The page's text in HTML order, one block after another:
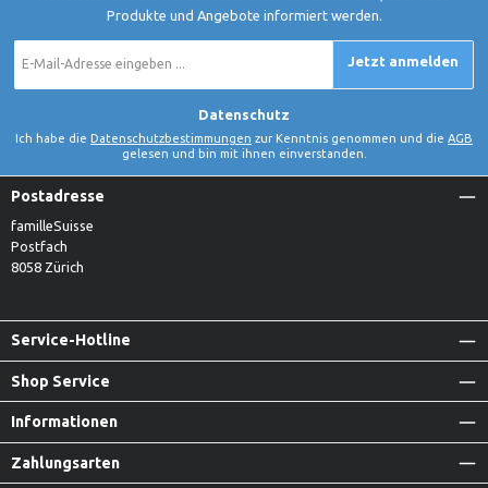
Produkte und Angebote informiert werden.
Mail-
*
Jetzt anmelden
Datenschutz
Ich habe die Datenschutzbestimmungen zur Kenntnis genommen und die AGB
gelesen und bin mit ihnen einverstanden.
Postadresse
familleSuisse
Postfach
8058 Zürich
Service-Hotline
Shop Service
Informationen
Zahlungsarten